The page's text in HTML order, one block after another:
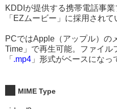
KDDIが提供する携帯電話事
「EZムービー」に採用されて
PCではApple（アップル）の
Time」で再生可能。ファイル
「 .mp4 」形式がベースになっ
MIME Type